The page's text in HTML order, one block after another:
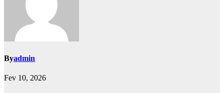
Byadmin
Fev 10, 2026